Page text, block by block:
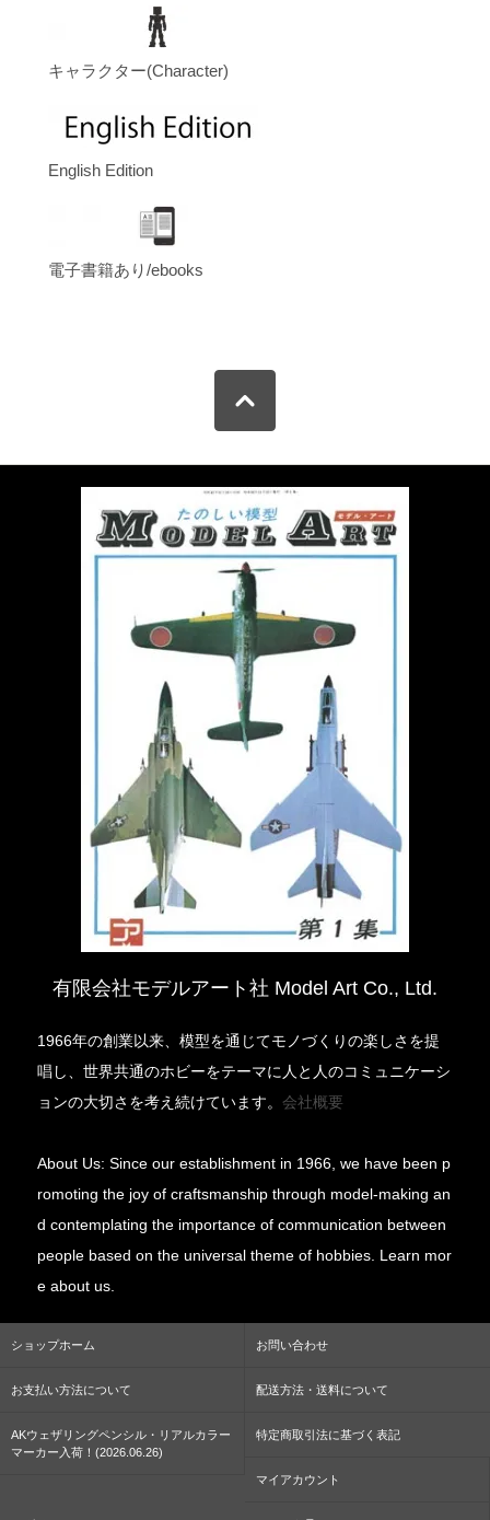
キャラクター(Character)
English Edition
電子書籍あり/ebooks
有限会社モデルアート社 Model Art Co., Ltd.
1966年の創業以来、模型を通じてモノづくりの楽しさを提
唱し、世界共通のホビーをテーマに人と人のコミュニケーシ
ョンの大切さを考え続けています。会社概要
About Us: Since our establishment in 1966, we have been p
romoting the joy of craftsmanship through model-making an
d contemplating the importance of communication between
people based on the universal theme of hobbies. Learn mor
e about us.
ショップホーム お問い合わせ
お支払い方法について 配送方法・送料について
AKウェザリングペンシル・リアルカラー
マーカー入荷！(2026.06.26)
特定商取引法に基づく表記
マイアカウント